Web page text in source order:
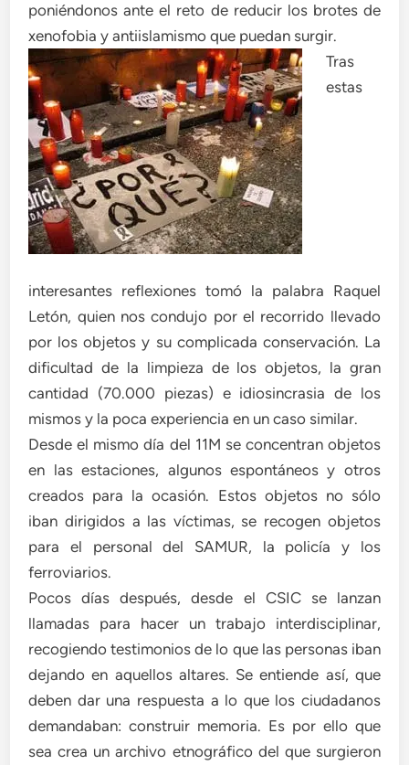
poniéndonos ante el reto de reducir los brotes de
xenofobia y antiislamismo que puedan surgir.
Tras
estas
interesantes reflexiones tomó la palabra Raquel
Letón, quien nos condujo por el recorrido llevado
por los objetos y su complicada conservación. La
dificultad de la limpieza de los objetos, la gran
cantidad (70.000 piezas) e idiosincrasia de los
mismos y la poca experiencia en un caso similar.
Desde el mismo día del 11M se concentran objetos
en las estaciones, algunos espontáneos y otros
creados para la ocasión. Estos objetos no sólo
iban dirigidos a las víctimas, se recogen objetos
para el personal del SAMUR, la policía y los
ferroviarios.
Pocos días después, desde el CSIC se lanzan
llamadas para hacer un trabajo interdisciplinar,
recogiendo testimonios de lo que las personas iban
dejando en aquellos altares. Se entiende así, que
deben dar una respuesta a lo que los ciudadanos
demandaban: construir memoria. Es por ello que
sea crea un archivo etnográfico del que surgieron